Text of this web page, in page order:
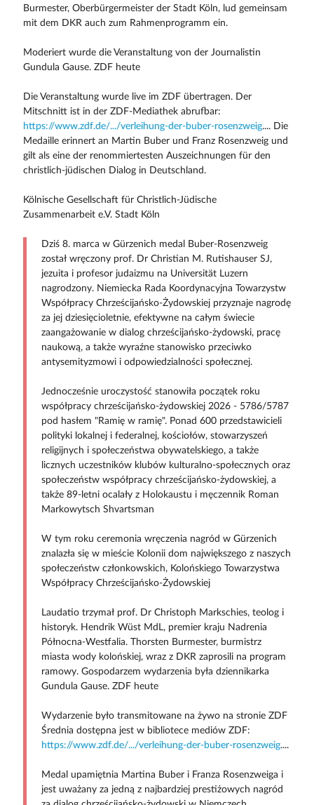
Burmester, Oberbürgermeister der Stadt Köln, lud gemeinsam
mit dem DKR auch zum Rahmenprogramm ein.
Moderiert wurde die Veranstaltung von der Journalistin
Gundula Gause. ZDF heute
Die Veranstaltung wurde live im ZDF übertragen. Der
Mitschnitt ist in der ZDF-Mediathek abrufbar:
https://www.zdf.de/.../verleihung-der-buber-rosenzweig.... Die
Medaille erinnert an Martin Buber und Franz Rosenzweig und
gilt als eine der renommiertesten Auszeichnungen für den
christlich-jüdischen Dialog in Deutschland.
Kölnische Gesellschaft für Christlich-Jüdische
Zusammenarbeit e.V. Stadt Köln
Dziś 8. marca w Gürzenich medal Buber-Rosenzweig
został wręczony prof. Dr Christian M. Rutishauser SJ,
jezuita i profesor judaizmu na Universität Luzern
nagrodzony. Niemiecka Rada Koordynacyjna Towarzystw
Współpracy Chrześcijańsko-Żydowskiej przyznaje nagrodę
za jej dziesięcioletnie, efektywne na całym świecie
zaangażowanie w dialog chrześcijańsko-żydowski, pracę
naukową, a także wyraźne stanowisko przeciwko
antysemityzmowi i odpowiedzialności społecznej.
Jednocześnie uroczystość stanowiła początek roku
współpracy chrześcijańsko-żydowskiej 2026 - 5786/5787
pod hasłem "Ramię w ramię". Ponad 600 przedstawicieli
polityki lokalnej i federalnej, kościołów, stowarzyszeń
religijnych i społeczeństwa obywatelskiego, a także
licznych uczestników klubów kulturalno-społecznych oraz
społeczeństw współpracy chrześcijańsko-żydowskiej, a
także 89-letni ocalały z Holokaustu i męczennik Roman
Markowytsch Shvartsman
W tym roku ceremonia wręczenia nagród w Gürzenich
znalazła się w mieście Kolonii dom największego z naszych
społeczeństw członkowskich, Kolońskiego Towarzystwa
Współpracy Chrześcijańsko-Żydowskiej
Laudatio trzymał prof. Dr Christoph Markschies, teolog i
historyk. Hendrik Wüst MdL, premier kraju Nadrenia
Północna-Westfalia. Thorsten Burmester, burmistrz
miasta wody kolońskiej, wraz z DKR zaprosili na program
ramowy. Gospodarzem wydarzenia była dziennikarka
Gundula Gause. ZDF heute
Wydarzenie było transmitowane na żywo na stronie ZDF
Średnia dostępna jest w bibliotece mediów ZDF:
https://www.zdf.de/.../verleihung-der-buber-rosenzweig....
Medal upamiętnia Martina Buber i Franza Rosenzweiga i
jest uważany za jedną z najbardziej prestiżowych nagród